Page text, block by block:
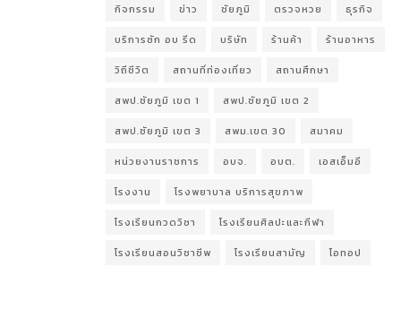
กิจกรรม ข่าว ชัยภูมิ ตรวจหวย ธุรกิจ
บริการซัก อบ รีด บริษัท ร้านค้า ร้านอาหาร
วิถีชีวิต สถานที่ท่องเที่ยว สถานศึกษา
สพป.ชัยภูมิ เขต 1 สพป.ชัยภูมิ เขต 2
สพป.ชัยภูมิ เขต 3 สพม.เขต 30 สมาคม
หน่วยงานราชการ อบจ. อบต. เอสเอ็มอี
โรงงาน โรงพยาบาล บริการสุขภาพ
โรงเรียนกวดวิชา โรงเรียนศิลปะและกีฬา
โรงเรียนสอนวิชาชีพ โรงเรียนสามัญ โอทอป